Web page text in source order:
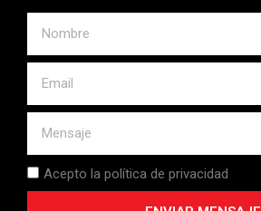
Acepto la política de privacidad